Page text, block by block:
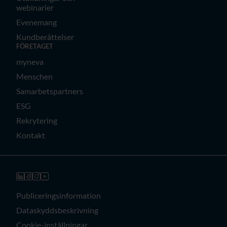
webinarier
Evenemang
Kundberättelser
FÖRETAGET
myneva
Menschen
Samarbetspartners
ESG
Rekrytering
Kontakt
Publiceringsinformation
Dataskyddsbeskrivning
Cookie-inställningar